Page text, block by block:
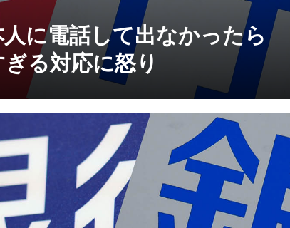
に電話して出なかったら
る対応に怒り